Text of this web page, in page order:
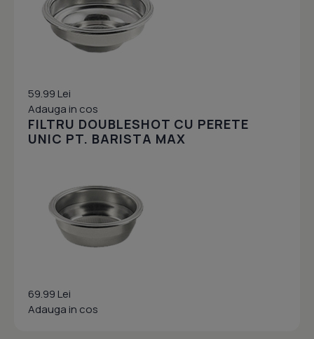
59.99 Lei
Adauga in cos
FILTRU DOUBLESHOT CU PERETE
UNIC PT. BARISTA MAX
69.99 Lei
Adauga in cos